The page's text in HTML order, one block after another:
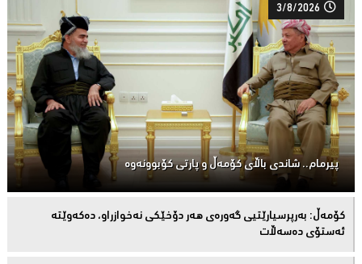
3/8/2026
پیرمام.. شاندی باڵای كۆمه‌ڵ و پارتی كۆبوونه‌وه‌
كۆمەڵ: بەرپرسیارێتیی گەورەی هەر دۆخێکی نەخوازراو، دەكەوێتە
ئەستۆی دەسەڵات